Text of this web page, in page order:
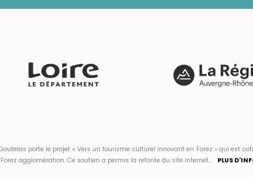
porte le projet « Vers un tourisme culturel innovant en Forez » qui est
Forez agglomération. Ce soutien a permis la refonte du site internet.
PLUS